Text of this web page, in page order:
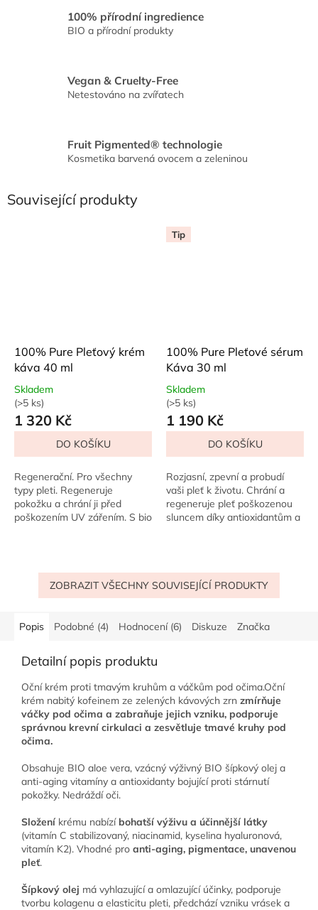
100% přírodní ingredience
BIO a přírodní produkty
Vegan & Cruelty-Free
Netestováno na zvířatech
Fruit Pigmented® technologie
Kosmetika barvená ovocem a zeleninou
Související produkty
100% Pure Pleťový krém
káva 40 ml
Průměrné
hodnocení
produktu
5,0
z
5
hvězdiček.
Skladem
(>5 ks)
1 320 Kč
DO KOŠÍKU
Regenerační. Pro všechny
typy pleti. Regeneruje
pokožku a chrání ji před
poškozením UV zářením. S bio
Tip
100% Pure Pleťové sérum
Káva 30 ml
Průměrné
hodnocení
produktu
5,0
z
5
hvězdiček.
Skladem
(>5 ks)
1 190 Kč
DO KOŠÍKU
Rozjasní, zpevní a probudí
vaši pleť k životu. Chrání a
regeneruje pleť poškozenou
sluncem díky antioxidantům a
ZOBRAZIT VŠECHNY SOUVISEJÍCÍ PRODUKTY
Popis Podobné (4) Hodnocení (6) Diskuze Značka
Detailní popis produktu
Oční krém proti tmavým kruhům a váčkům pod očima.Oční
krém nabitý kofeinem ze zelených kávových zrn zmírňuje
váčky pod očima a zabraňuje jejich vzniku, podporuje
správnou krevní cirkulaci a zesvětluje tmavé kruhy pod
očima.
Obsahuje BIO aloe vera, vzácný výživný BIO šípkový olej a
anti-aging vitamíny a antioxidanty bojující proti stárnutí
pokožky. Nedráždí oči.
Složení krému nabízí bohatší výživu a účinnější látky
(vitamín C stabilizovaný, niacinamid, kyselina hyaluronová,
vitamín K2). Vhodné pro anti-aging, pigmentace, unavenou
pleť.
Šípkový olej má vyhlazující a omlazující účinky, podporuje
tvorbu kolagenu a elasticitu pleti, předchází vzniku vrásek a